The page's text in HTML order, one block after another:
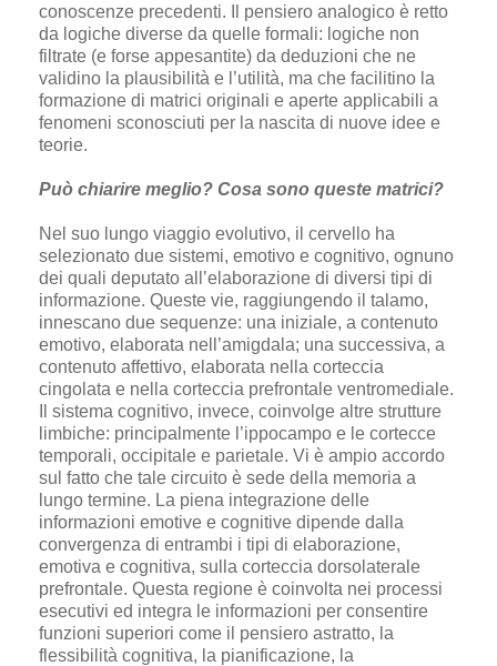
conoscenze precedenti. Il pensiero analogico è retto
da logiche diverse da quelle formali: logiche non
filtrate (e forse appesantite) da deduzioni che ne
validino la plausibilità e l’utilità, ma che facilitino la
formazione di matrici originali e aperte applicabili a
fenomeni sconosciuti per la nascita di nuove idee e
teorie.
Può chiarire meglio? Cosa sono queste matrici?
Nel suo lungo viaggio evolutivo, il cervello ha
selezionato due sistemi, emotivo e cognitivo, ognuno
dei quali deputato all’elaborazione di diversi tipi di
informazione. Queste vie, raggiungendo il talamo,
innescano due sequenze: una iniziale, a contenuto
emotivo, elaborata nell’amigdala; una successiva, a
contenuto affettivo, elaborata nella corteccia
cingolata e nella corteccia prefrontale ventromediale.
Il sistema cognitivo, invece, coinvolge altre strutture
limbiche: principalmente l’ippocampo e le cortecce
temporali, occipitale e parietale. Vi è ampio accordo
sul fatto che tale circuito è sede della memoria a
lungo termine. La piena integrazione delle
informazioni emotive e cognitive dipende dalla
convergenza di entrambi i tipi di elaborazione,
emotiva e cognitiva, sulla corteccia dorsolaterale
prefrontale. Questa regione è coinvolta nei processi
esecutivi ed integra le informazioni per consentire
funzioni superiori come il pensiero astratto, la
flessibilità cognitiva, la pianificazione, la